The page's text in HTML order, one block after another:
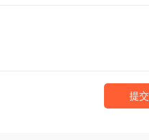
提交